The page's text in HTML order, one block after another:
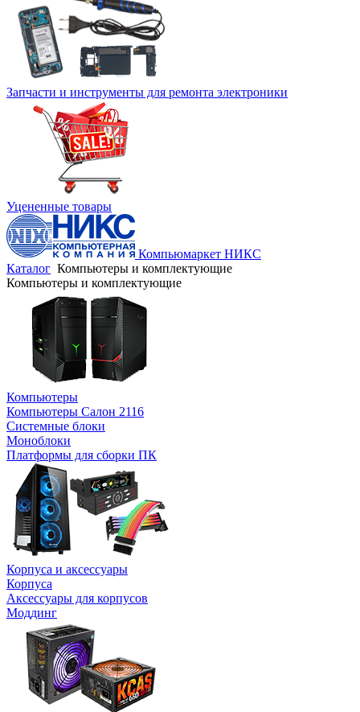
Запчасти и инструменты для ремонта электроники
Уцененные товары
Компьюмаркет НИКС
Каталог Компьютеры и комплектующие
Компьютеры и комплектующие
Компьютеры
Компьютеры Салон 2116
Системные блоки
Моноблоки
Платформы для сборки ПК
Корпуса и аксессуары
Корпуса
Аксессуары для корпусов
Моддинг